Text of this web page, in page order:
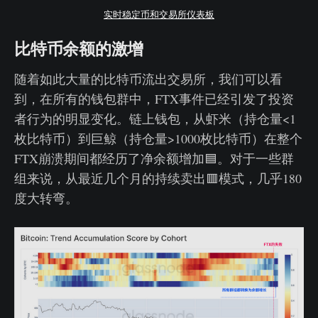
实时稳定币和交易所仪表板
比特币余额的激增
随着如此大量的比特币流出交易所，我们可以看
到，在所有的钱包群中，FTX事件已经引发了投资
者行为的明显变化。链上钱包，从虾米（持仓量<1
枚比特币）到巨鲸（持仓量>1000枚比特币）在整个
FTX崩溃期间都经历了净余额增加🟦。对于一些群
组来说，从最近几个月的持续卖出🟥模式，几乎180
度大转弯。